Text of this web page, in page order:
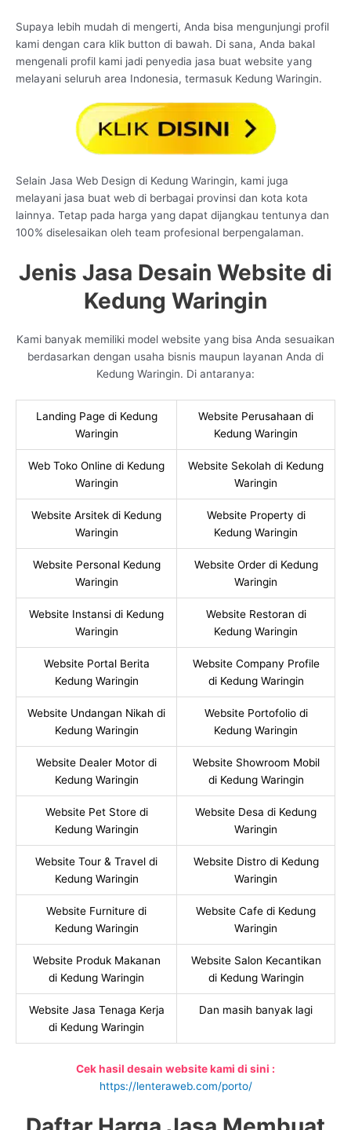
Supaya lebih mudah di mengerti, Anda bisa mengunjungi profil
kami dengan cara klik button di bawah. Di sana, Anda bakal
mengenali profil kami jadi penyedia jasa buat website yang
melayani seluruh area Indonesia, termasuk Kedung Waringin.
Selain Jasa Web Design di Kedung Waringin, kami juga
melayani jasa buat web di berbagai provinsi dan kota kota
lainnya. Tetap pada harga yang dapat dijangkau tentunya dan
100% diselesaikan oleh team profesional berpengalaman.
Jenis Jasa Desain Website di
Kedung Waringin
Kami banyak memiliki model website yang bisa Anda sesuaikan
berdasarkan dengan usaha bisnis maupun layanan Anda di
Kedung Waringin. Di antaranya:
Landing Page di Kedung
Waringin
Website Perusahaan di
Kedung Waringin
Web Toko Online di Kedung
Waringin
Website Sekolah di Kedung
Waringin
Website Arsitek di Kedung
Waringin
Website Property di
Kedung Waringin
Website Personal Kedung
Waringin
Website Order di Kedung
Waringin
Website Instansi di Kedung
Waringin
Website Restoran di
Kedung Waringin
Website Portal Berita
Kedung Waringin
Website Company Profile
di Kedung Waringin
Website Undangan Nikah di
Kedung Waringin
Website Portofolio di
Kedung Waringin
Website Dealer Motor di
Kedung Waringin
Website Showroom Mobil
di Kedung Waringin
Website Pet Store di
Kedung Waringin
Website Desa di Kedung
Waringin
Website Tour & Travel di
Kedung Waringin
Website Distro di Kedung
Waringin
Website Furniture di
Kedung Waringin
Website Cafe di Kedung
Waringin
Website Produk Makanan
di Kedung Waringin
Website Salon Kecantikan
di Kedung Waringin
Website Jasa Tenaga Kerja
di Kedung Waringin
Dan masih banyak lagi
Cek hasil desain website kami di sini :
https://lenteraweb.com/porto/